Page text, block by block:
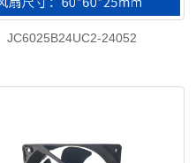
JC6025B24UC2-24052